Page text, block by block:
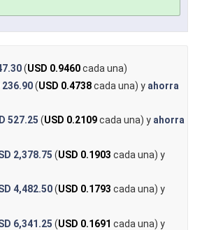
(USD 0.9460cada una)
236.90(USD 0.4738cada una) y ahorra
527.25 (USD 0.2109cada una) y ahorra
2,378.75 (USD 0.1903 cada una) y
4,482.50(USD 0.1793 cada una) y
6,341.25 (USD 0.1691 cada una) y